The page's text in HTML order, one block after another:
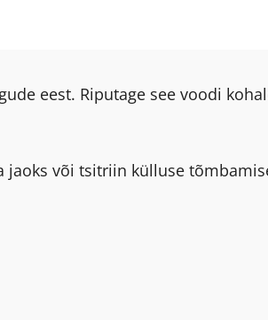
eest. Riputage see voodi
või tsitriin külluse